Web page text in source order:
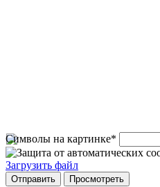
Символы на картинке*
Загрузить файл